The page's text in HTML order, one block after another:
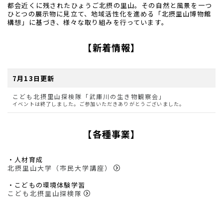
都会近くに残されたひょうご北摂の里山。その自然と風景を一つ
ひとつの展示物に見立て、地域活性化を進める「北摂里山博物館
構想」に基づき、様々な取り組みを行っています。
【新着情報】
7月13日更新
こども北摂里山探検隊「武庫川の生き物観察会」
イベントは終了しました。ご参加いただきありがとうございました。
【各種事業】
・人材育成
北摂里山大学（市民大学講座）
・こどもの環境体験学習
こども北摂里山探検隊